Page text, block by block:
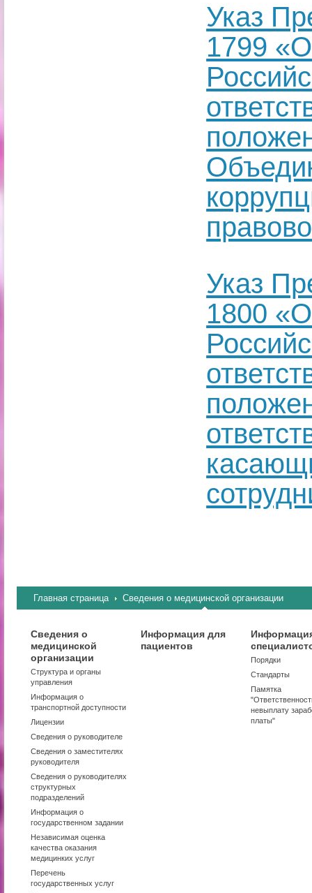
Указ
1799
Указ
1800
Главная страница Сведения о медицинской организации
Сведения о
медицинской
организации
Структура и органы
управления
Информация о
транспортной доступности
Лицензии
Сведения о руководителе
Сведения о заместителях
руководителя
Сведения о руководителях
структурных
подразделений
Информация о
государственном задании
Независимая оценка
качества оказания
медицинких услуг
Перечень
государственных услуг
Информация для
пациентов
Порядки
Стандарты
Памятка
невыплату
платы"